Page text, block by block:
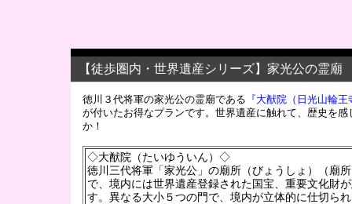
【徒歩圏内・世界遺産シリーズ】家光公の霊
徳川３代将軍の家光公の霊廟である 『大猷院（日光山輪
が付いたお得なプランです。世界遺産に触れて、歴史を感
か！
◇大猷院（たいゆういん）◇
徳川三代将軍「家光公」の廟所（びょうしょ）（廟
で、境内には世界遺産登録された国宝、重要文化財
す。異なる大小５つの門で、境内が立体的に仕切ら